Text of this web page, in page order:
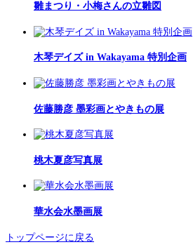
雛まつり・小梅さんの立雛図
木琴デイズ in Wakayama 特別企画
佐藤勝彦 墨彩画とやきもの展
桃木夏彦写真展
華水会水墨画展
トップページに戻る